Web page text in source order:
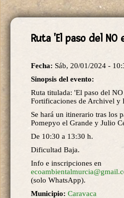
Ruta 'El paso del NO
Fecha: Sáb, 20/01/2024 -
Sinopsis del evento:
Ruta titulada: 'El paso del
Fortificaciones de Archivel y
Se hará un itinerario tras los
Pomepyo el Grande y Julio
De 10:30 a 13:30 h.
Dificultad Baja.
Info e inscripciones en
(solo WhatsApp).
Municipio: Caravaca